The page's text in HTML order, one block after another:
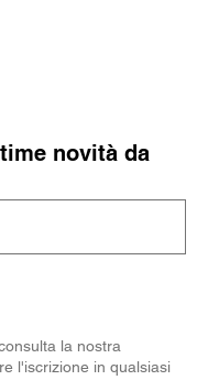
la nostra
l'iscrizione in qualsiasi